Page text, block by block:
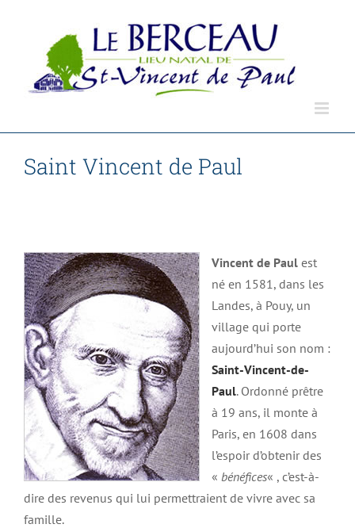
contenu
Saint Vincent de Paul
Vincent de Paul est
né en 1581, dans les
Landes, à Pouy, un
village qui porte
aujourd’hui son nom :
Saint-Vincent-de-
Paul. Ordonné prêtre
à 19 ans, il monte à
Paris, en 1608 dans
l’espoir d’obtenir des
« bénéfices« , c’est-à-
dire des revenus qui lui permettraient de vivre avec sa
famille.